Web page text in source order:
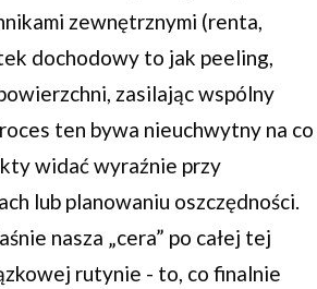
zewnętrznymi (renta,
dochodowy to jak peeling,
zasilając wspólny
ten bywa nieuchwytny na co
widać wyraźnie przy
lub planowaniu oszczędności.
nasza „cera” po całej tej
rutynie - to, co finalnie